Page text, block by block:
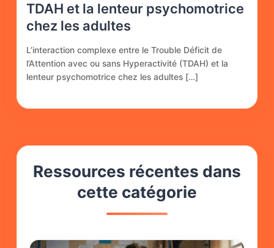
TDAH et la lenteur psychomotrice
chez les adultes
L’interaction complexe entre le Trouble Déficit de
l’Attention avec ou sans Hyperactivité (TDAH) et la
lenteur psychomotrice chez les adultes […]
Ressources récentes dans
cette catégorie